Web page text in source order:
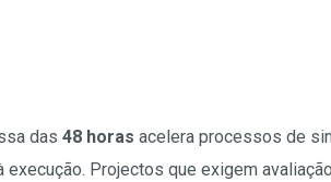
das 48 horas acelera processos de
execução. Projectos que exigem